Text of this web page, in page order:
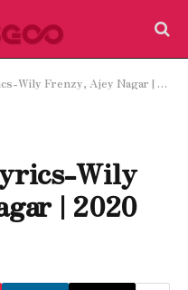
Wily Frenzy, Ajey Nagar | 2020
Wily
| 2020